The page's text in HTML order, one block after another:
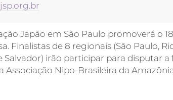
Japão em São Paulo promoverá o
Finalistas de 8 regionais (São Paulo,
Salvador) irão participar para disputar a
Associação Nipo-Brasileira da